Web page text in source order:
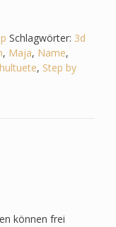
Schlagwörter: 3d
, Maja, Name,
, Step by
können frei